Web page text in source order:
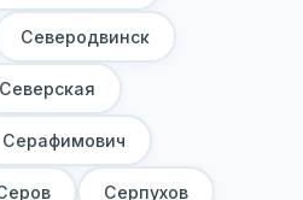
Северодвинск
Северская
Серафимович
Серпухов